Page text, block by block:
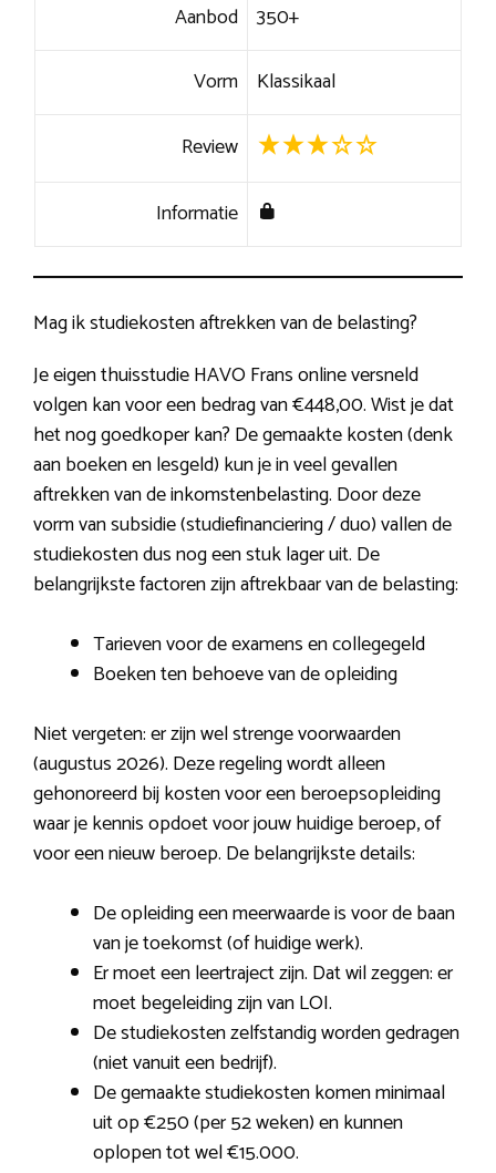
Aanbod 350+
Vorm Klassikaal
Review
Informatie
Mag ik studiekosten aftrekken van de belasting?
Je eigen thuisstudie HAVO Frans online versneld
volgen kan voor een bedrag van €448,00. Wist je dat
het nog goedkoper kan? De gemaakte kosten (denk
aan boeken en lesgeld) kun je in veel gevallen
aftrekken van de inkomstenbelasting. Door deze
vorm van subsidie (studiefinanciering / duo) vallen de
studiekosten dus nog een stuk lager uit. De
belangrijkste factoren zijn aftrekbaar van de belasting:
Tarieven voor de examens en collegegeld
Boeken ten behoeve van de opleiding
Niet vergeten: er zijn wel strenge voorwaarden
(augustus 2026). Deze regeling wordt alleen
gehonoreerd bij kosten voor een beroepsopleiding
waar je kennis opdoet voor jouw huidige beroep, of
voor een nieuw beroep. De belangrijkste details:
De opleiding een meerwaarde is voor de baan
van je toekomst (of huidige werk).
Er moet een leertraject zijn. Dat wil zeggen: er
moet begeleiding zijn van LOI.
De studiekosten zelfstandig worden gedragen
(niet vanuit een bedrijf).
De gemaakte studiekosten komen minimaal
uit op €250 (per 52 weken) en kunnen
oplopen tot wel €15.000.